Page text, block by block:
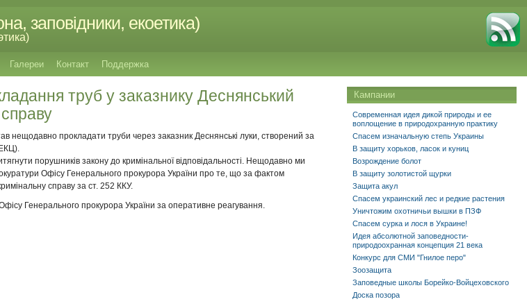
заповідники, екоетика)
Галереи Контакт Поддержка
труб у заказнику Деснянський
нещодавно прокладати труби через заказник Деснянські луки, створений за
порушників закону до кримінальної відповідальності. Нещодавно ми
Офісу Генерального прокурора України про те, що за фактом
справу за ст. 252 ККУ.
Генерального прокурора України за оперативне реагування.
Кампании
Современная идея дикой природы и ее
воплощение в природохранную практику
Спасем изначальную степь Украины
В защиту хорьков, ласок и куниц
Возрождение болот
В защиту золотистой щурки
Защита акул
Спасем украинский лес и редкие растения
Уничтожим охотничьи вышки в ПЗФ
Спасем сурка и лося в Украине!
Идея абсолютной заповедности-
природоохранная концепция 21 века
Конкурс для СМИ "Гнилое перо"
Зоозащита
Заповедные школы Борейко-Войцеховского
Доска позора